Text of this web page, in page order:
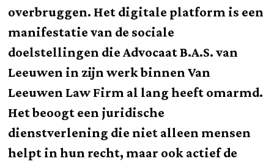
overbruggen. Het digitale platform is een
manifestatie van de sociale
doelstellingen die Advocaat B.A.S. van
Leeuwen in zijn werk binnen Van
Leeuwen Law Firm al lang heeft omarmd.
Het beoogt een juridische
dienstverlening die niet alleen mensen
helpt in hun recht, maar ook actief de